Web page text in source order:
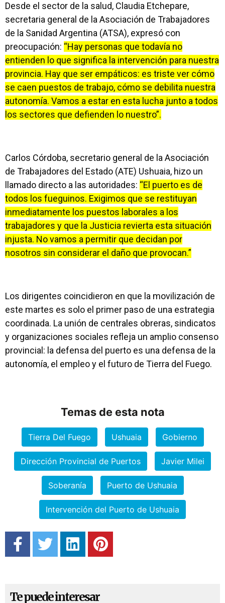
Desde el sector de la salud, Claudia Etchepare,
secretaria general de la Asociación de Trabajadores
de la Sanidad Argentina (ATSA), expresó con
preocupación: “Hay personas que todavía no
entienden lo que significa la intervención para nuestra
provincia. Hay que ser empáticos: es triste ver cómo
se caen puestos de trabajo, cómo se debilita nuestra
autonomía. Vamos a estar en esta lucha junto a todos
los sectores que defienden lo nuestro”.
Carlos Córdoba, secretario general de la Asociación
de Trabajadores del Estado (ATE) Ushuaia, hizo un
llamado directo a las autoridades: “El puerto es de
todos los fueguinos. Exigimos que se restituyan
inmediatamente los puestos laborales a los
trabajadores y que la Justicia revierta esta situación
injusta. No vamos a permitir que decidan por
nosotros sin considerar el daño que provocan.”
Los dirigentes coincidieron en que la movilización de
este martes es solo el primer paso de una estrategia
coordinada. La unión de centrales obreras, sindicatos
y organizaciones sociales refleja un amplio consenso
provincial: la defensa del puerto es una defensa de la
autonomía, el empleo y el futuro de Tierra del Fuego.
Temas de esta nota
Tierra Del Fuego Ushuaia Gobierno
Dirección Provincial de Puertos Javier Milei
Soberanía Puerto de Ushuaia
Intervención del Puerto de Ushuaia
Te puede interesar